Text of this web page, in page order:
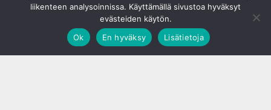
liikenteen analysoinnissa. Käyttämällä sivustoa hyväksyt
evästeiden käytön.
Ok
En hyväksy Lisätietoja